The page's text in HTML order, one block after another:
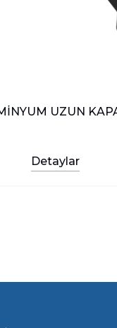
UZUN
Detaylar